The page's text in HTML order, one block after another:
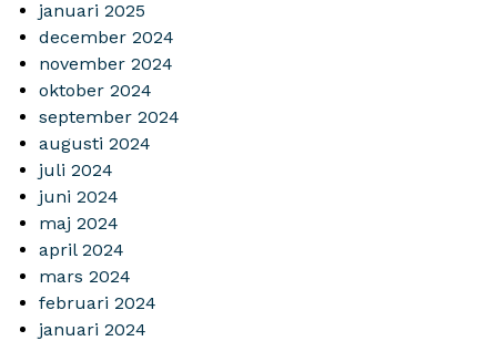
januari 2025
december 2024
november 2024
oktober 2024
september 2024
augusti 2024
juli 2024
juni 2024
maj 2024
april 2024
mars 2024
februari 2024
januari 2024